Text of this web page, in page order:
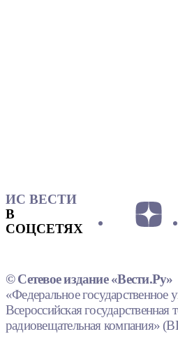
ИС ВЕСТИ
В
СОЦСЕТЯХ
© Сетевое издание «Вести.Ру»
«Федеральное государственное
Всероссийская государственная
радиовещательная компания»